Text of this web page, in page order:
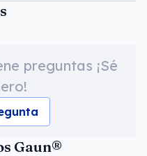
preguntas ¡Sé
Gaun®